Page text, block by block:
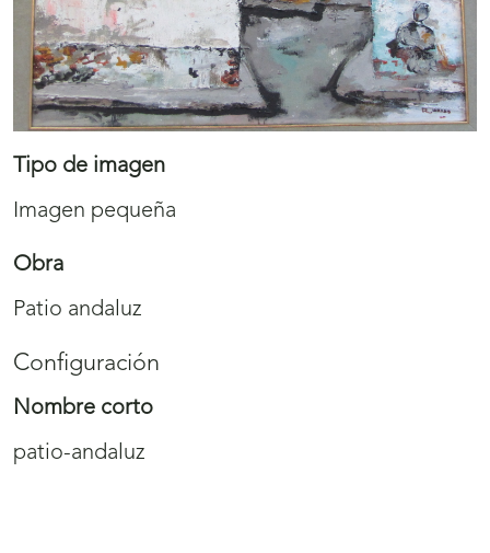
Tipo de imagen
Imagen pequeña
Obra
Patio andaluz
Configuración
Nombre corto
patio-andaluz